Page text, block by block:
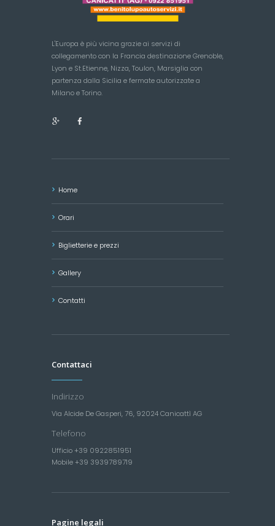
L'Europa è più vicina grazie ai servizi di
collegamento con la Francia destinazione Grenoble,
Lyon e St.Etienne, Nizza, Toulon, Marsiglia con
partenza dalla Sicilia e fermate autorizzate a
Milano e Torino.
Home
Orari
Biglietterie e prezzi
Gallery
Contatti
Contattaci
Indirizzo
Via Alcide De Gasperi, 76, 92024 Canicattì AG
Telefono
Ufficio +39 0922851951
Mobile +39 3939789719
Pagine legali